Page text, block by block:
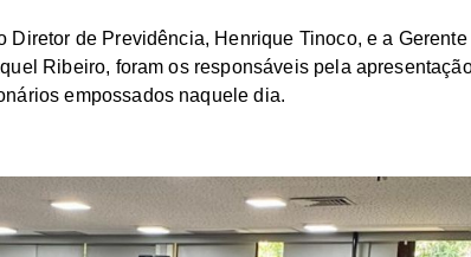
Diretor de Previdência, Henrique Tinoco, e a Gerente
Ribeiro, foram os responsáveis pela
empossados naquele dia.